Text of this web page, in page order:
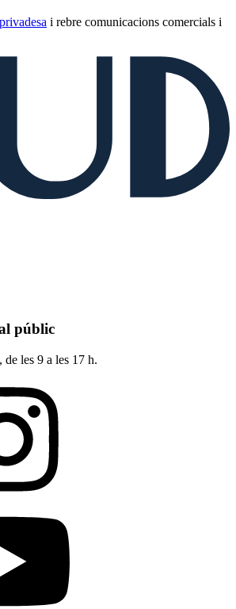
i rebre comunicacions comercials i
públic
les 9 a les 17 h.